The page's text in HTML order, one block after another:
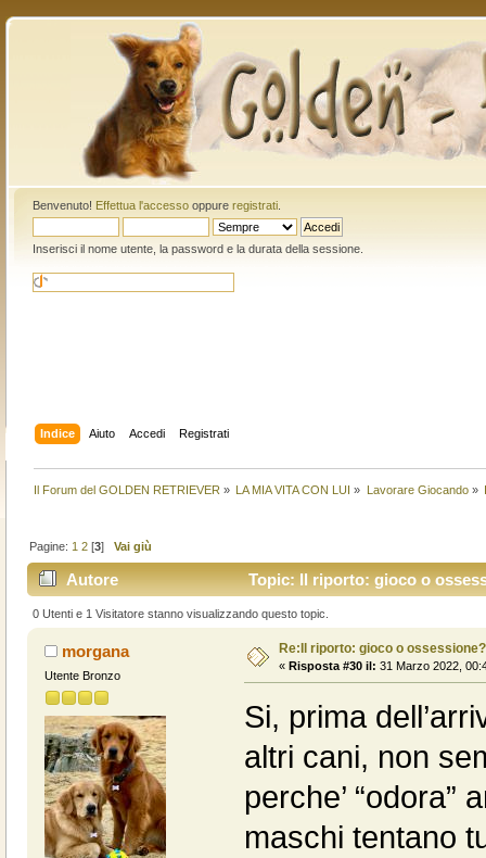
Benvenuto! Effettua l'accessooppure registrati.
Inserisci il nome utente, la password e la durata della sessione.
Indice Aiuto Accedi Registrati
Il Forum del GOLDEN RETRIEVER » LA MIA VITA CON LUI » Lavorare Giocando»
Pagine: 1 2 [3]Vai giù
Autore Topic: Il riporto: gioco o
0 Utenti e 1 Visitatore stanno visualizzando questo topic.
morgana
Utente Bronzo
Re:Il riporto: gioco o ossessione?
« Risposta #30 il: 31 Marzo 2022,
Si, prima
altri cani, non
perche’ “odora”
maschi tentano